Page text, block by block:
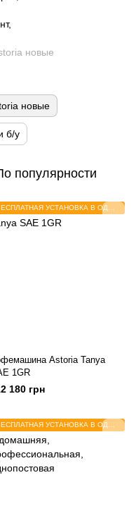
новые
новые
б/у
популярности
Astoria Tanya
1GR
180 грн